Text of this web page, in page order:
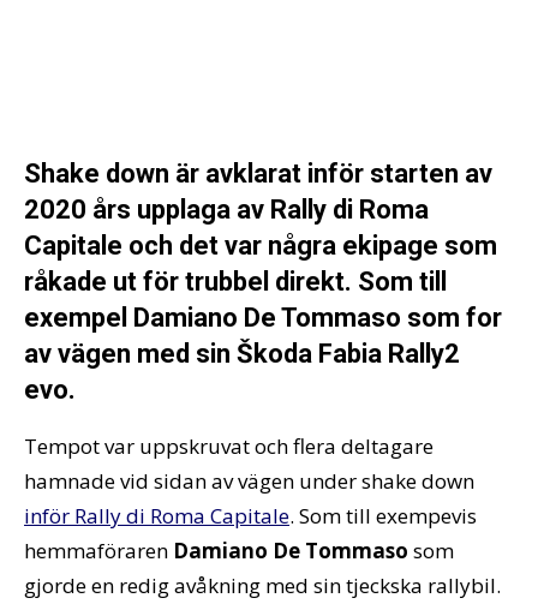
Shake down är avklarat inför starten av
2020 års upplaga av Rally di Roma
Capitale och det var några ekipage som
råkade ut för trubbel direkt. Som till
exempel Damiano De Tommaso som for
av vägen med sin Škoda Fabia Rally2
evo.
Tempot var uppskruvat och flera deltagare
hamnade vid sidan av vägen under shake down
inför Rally di Roma Capitale. Som till exempevis
hemmaföraren Damiano De Tommaso som
gjorde en redig avåkning med sin tjeckska rallybil.